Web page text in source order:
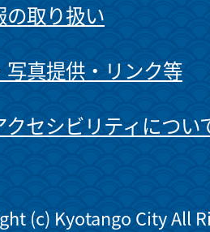
の取り扱い
写真提供・リンク等
クセシビリティについ
(c) Kyotango City All